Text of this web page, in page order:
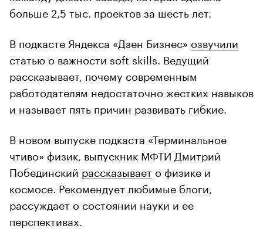
больше 2,5 тыс. проектов за шесть лет.
В подкасте Яндекса «Дзен Бизнес» озвучили
статью о важности soft skills. Ведущий
рассказывает, почему современным
работодателям недостаточно жестких навыков
и называет пять причин развивать гибкие.
В новом выпуске подкаста «Терминальное
чтиво» физик, выпускник МФТИ Дмитрий
Побединский рассказывает о физике и
космосе. Рекомендует любимые блоги,
рассуждает о состоянии науки и ее
перспективах.